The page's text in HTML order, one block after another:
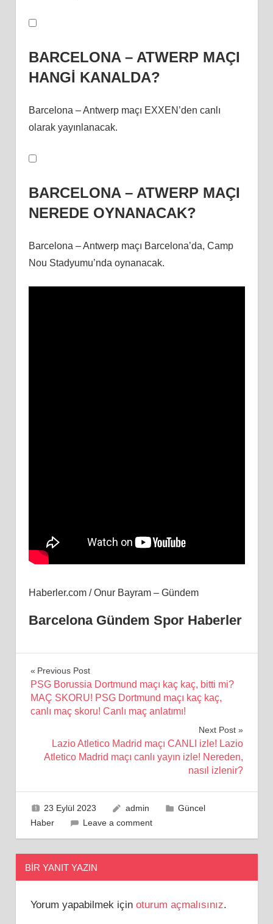
BARCELONA – ATWERP MAÇI
HANGİ KANALDA?
Barcelona – Antwerp maçı EXXEN’den canlı
olarak yayınlanacak.
BARCELONA – ATWERP MAÇI
NEREDE OYNANACAK?
Barcelona – Antwerp maçı Barcelona’da, Camp
Nou Stadyumu’nda oynanacak.
Haberler.com / Onur Bayram – Gündem
Barcelona Gündem Spor Haberler
Yazı
gezinmesi
Previous Post
PSG Borussia Dortmund maçı kaç kaç, bitti mi?
MAÇ SKORU! PSG Dortmund maçı kaç kaç,
canlı maç skoru! Canlı maç anlatımı!
Next Post
Lazio Atletico Madrid maçı CANLI izle! Lazio
Atletico Madrid maçı canlı yayın izle! Nereden,
nasıl izlenir?
23 Eylül 2023 admin
Güncel
Haber
Leave a comment
BIR YANIT YAZIN
Yorum yapabilmek için oturum açmalısınız.